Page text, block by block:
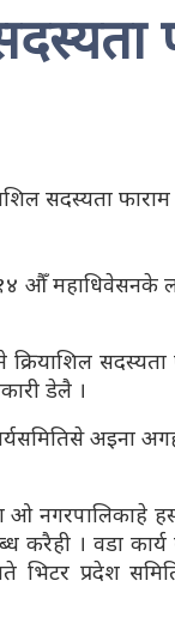
औँ महाधिवेसनके
सदस्यता
डेलै ।
नगरपालिकाहे
करैही । वडा
प्रदेश